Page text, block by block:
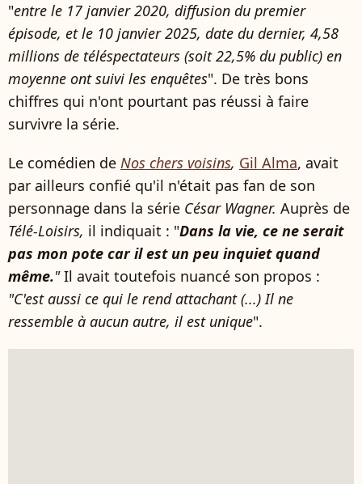
"entre le 17 janvier 2020, diffusion du premier
épisode, et le 10 janvier 2025, date du dernier, 4,58
millions de téléspectateurs (soit 22,5% du public) en
moyenne ont suivi les enquêtes". De très bons
chiffres qui n'ont pourtant pas réussi à faire
survivre la série.
Le comédien de Nos chers voisins, Gil Alma, avait
par ailleurs confié qu'il n'était pas fan de son
personnage dans la série César Wagner. Auprès de
Télé-Loisirs, il indiquait : "Dans la vie, ce ne serait
pas mon pote car il est un peu inquiet quand
même."Il avait toutefois nuancé son propos :
"C'est aussi ce qui le rend attachant (...) Il ne
ressemble à aucun autre, il est unique".